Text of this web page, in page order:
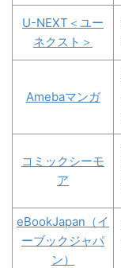
U-NEXT＜ユー
ネクスト＞
Amebaマンガ
コミックシーモ
ア
eBookJapan（イ
ーブックジャパ
ン）